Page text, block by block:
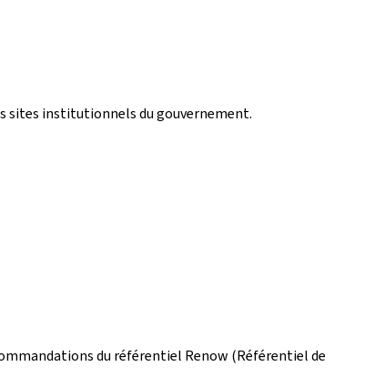
sites institutionnels du gouvernement.
du référentiel Renow (Référentiel de